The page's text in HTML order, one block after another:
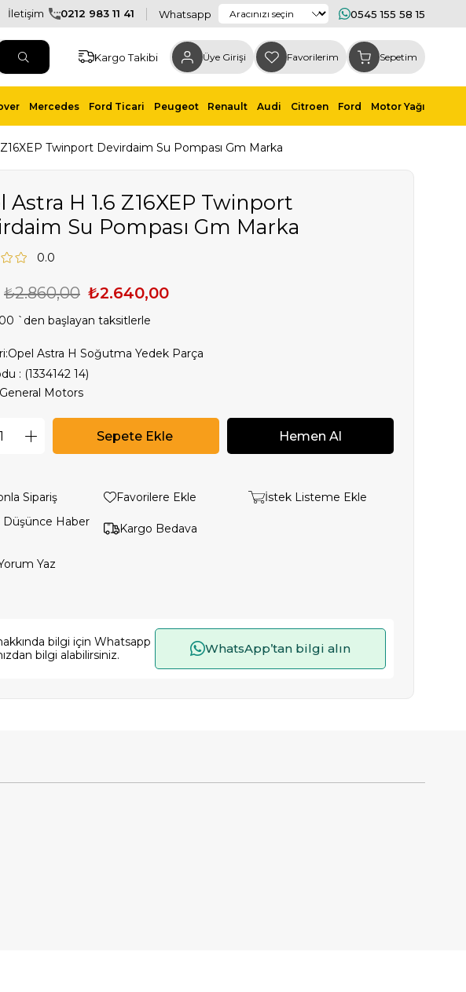
İletişim 0212 983 11 41 Whatsapp 0545 155 58 15
Kargo Takibi Üye Girişi Favorilerim Sepetim
Mercedes Ford Ticari Peugeot Renault Audi Citroen Ford Motor Yağı
Twinport Devirdaim Su Pompası Gm Marka
Astra H 1.6 Z16XEP Twinport
Su Pompası Gm Marka
0.0
₺2.860,00 ₺2.640,00
`den başlayan taksitlerle
Opel Astra H Soğutma Yedek Parça
(1334142 14)
General Motors
Sipariş Favorilere Ekle
İstek Listeme Ekle
Düşünce Haber
Kargo Bedava
Yaz
bilgi için Whatsapp
bilgi alabilirsiniz.
WhatsApp’tan bilgi alın